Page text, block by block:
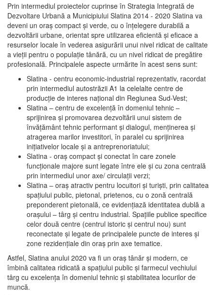
Prin intermediul proiectelor cuprinse în Strategia Integrată de
Dezvoltare Urbană a Municipiului Slatina 2014 - 2020 Slatina va
deveni un oraş compact şi verde, cu o înţelegere durabilă a
dezvoltării urbane, orientat spre utilizarea eficientă şi eficace a
resurselor locale în vederea asigurării unui nivel ridicat de calitate
a vieţii pentru o populaţie tânără, cu un nivel ridicat de pregătire
profesională. Principalele aspecte urmărite în acest sens sunt:
Slatina - centru economic-industrial reprezentativ, racordat
prin intermediul autostrăzii A1 la celelalte centre de
producţie de interes naţional din Regiunea Sud-Vest;
Slatina – centru de excelenţă în domeniul tehnic –
sprijinirea şi promovarea dezvoltării unui sistem de
învăţământ tehnic performant şi dialogul, menţinerea şi
atragerea marilor investitori, în paralel cu sprijinirea
iniţiativelor locale şi a antreprenoriatului;
Slatina - oraş compact şi conectat în care zonele
funcţionale majore sunt legate între ele şi cu zona centrală
prin intermediul unor axe/ circulații verzi;
Slatina – oraş atractiv pentru locuitori şi turişti, prin calitatea
spaţiului public, pietonal, prietenos, cu o zonă centrală
preponderent pietonală, ce evidenţiază identitatea dublă a
oraşului – târg şi centru industrial. Spaţiile publice specifice
celor două centre (centrul istoric şi centrul nou) sunt
reconectate şi legate de principalele puncte de interes şi
zone rezidenţiale din oraş prin axe tematice.
Astfel, Slatina anului 2020 va fi un oraş tânăr şi modern, ce
îmbină calitatea ridicată a spaţiului public şi farmecul vechiului
târg cu excelenţa în domeniul tehnic şi stabilitatea locurilor de
muncă.